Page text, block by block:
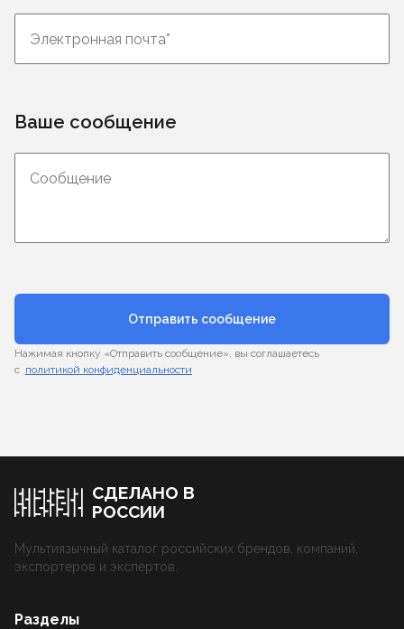
Ваше сообщение
Отправить сообщение
Нажимая кнопку «Отправить сообщение», вы соглашаетесь
с политикой конфиденциальности
СДЕЛАНО В
РОССИИ
Мультиязычный каталог российских брендов, компаний,
экспортеров и экспертов.
Разделы